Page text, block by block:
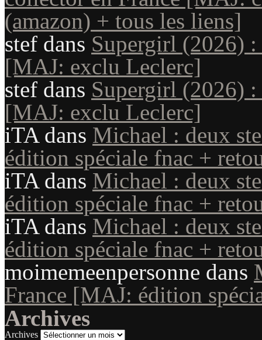
(amazon) + tous les liens]
stef dans Supergirl (2026)
[MAJ: exclu Leclerc]
stef dans Supergirl (2026)
[MAJ: exclu Leclerc]
iTAdans Michael : deux
édition spéciale fnac +
iTAdans Michael : deux
édition spéciale fnac +
iTAdans Michael : deux
édition spéciale fnac +
moimemeenpersonne dans
France [MAJ: édition
Archives
Archives